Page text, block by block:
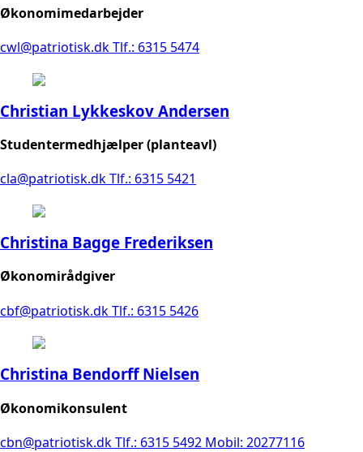
Økonomimedarbejder
cwl@patriotisk.dkTlf.: 6315 5474
Christian Lykkeskov Andersen
Studentermedhjælper (planteavl)
cla@patriotisk.dkTlf.: 6315 5421
Christina Bagge Frederiksen
Økonomirådgiver
cbf@patriotisk.dkTlf.: 6315 5426
Christina Bendorff Nielsen
Økonomikonsulent
cbn@patriotisk.dkTlf.: 6315 5492 Mobil: 20277116